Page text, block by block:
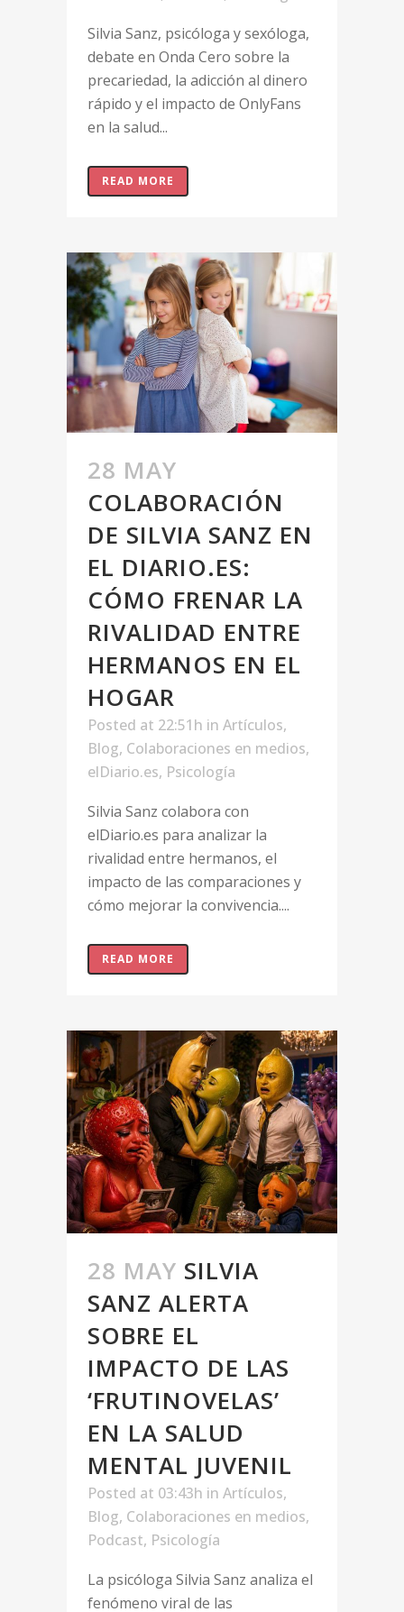
Silvia Sanz, psicóloga y sexóloga,
debate en Onda Cero sobre la
precariedad, la adicción al dinero
rápido y el impacto de OnlyFans
en la salud...
READ MORE
28 MAY
COLABORACIÓN
DE SILVIA SANZ EN
EL DIARIO.ES:
CÓMO FRENAR LA
RIVALIDAD ENTRE
HERMANOS EN EL
HOGAR
Posted at 22:51h in Artículos,
Blog, Colaboraciones en medios,
elDiario.es, Psicología
Silvia Sanz colabora con
elDiario.es para analizar la
rivalidad entre hermanos, el
impacto de las comparaciones y
cómo mejorar la convivencia....
READ MORE
28 MAY SILVIA
SANZ ALERTA
SOBRE EL
IMPACTO DE LAS
‘FRUTINOVELAS’
EN LA SALUD
MENTAL JUVENIL
Posted at 03:43h in Artículos,
Blog, Colaboraciones en medios,
Podcast, Psicología
La psicóloga Silvia Sanz analiza el
fenómeno viral de las